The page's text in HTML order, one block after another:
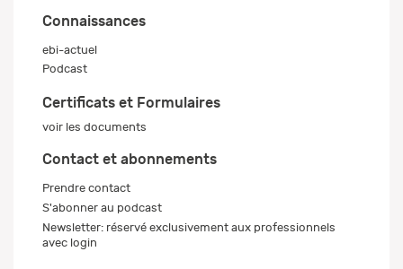
Connaissances
ebi-actuel
Podcast
Certificats et Formulaires
voir les documents
Contact et abonnements
Prendre contact
S'abonner au podcast
Newsletter: réservé exclusivement aux professionnels
avec login